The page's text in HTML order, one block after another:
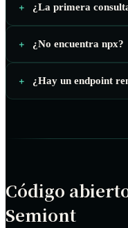
¿La primera
¿No encuentra npx?
¿Hay un endpoint
Código
Semiont